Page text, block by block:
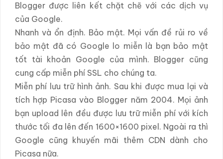
Blogger được liên kết chặt chẽ với các dịch vụ
của Google.
Nhanh và ổn định. Bảo mật. Mọi vấn đề rủi ro về
bảo mật đã có Google lo miễn là bạn bảo mật
tốt tài khoản Google của mình. Blogger cũng
cung cấp miễn phí SSL cho chúng ta.
Miễn phí lưu trữ hình ảnh. Sau khi được mua lại và
tích hợp Picasa vào Blogger năm 2004. Mọi ảnh
bạn upload lên đều được lưu trữ miễn phí với kích
thước tối đa lên đến 1600×1600 pixel. Ngoài ra thì
Google cũng khuyến mãi thêm CDN dành cho
Picasa nữa.